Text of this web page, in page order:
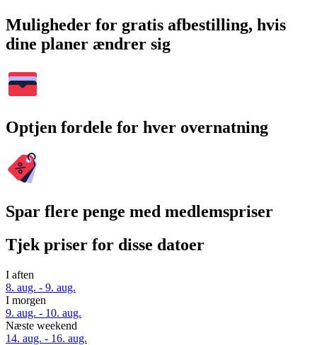
Muligheder for gratis afbestilling, hvis
dine planer ændrer sig
Optjen fordele for hver overnatning
Spar flere penge med medlemspriser
Tjek priser for disse datoer
I aften
8. aug. - 9. aug.
I morgen
9. aug. - 10. aug.
Næste weekend
14. aug. - 16. aug.